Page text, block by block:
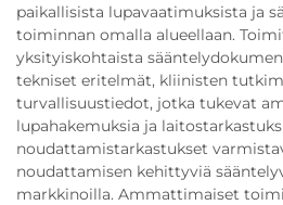
paikallisista lupavaatimuksista ja
toiminnan omalla alueellaan.
yksityiskohtaista
tekniset eritelmät, kliinisten
turvallisuustiedot, jotka tukevat
lupahakemuksia ja
noudattamistarkastukset
noudattamisen kehittyviä
markkinoilla. Ammattimaiset